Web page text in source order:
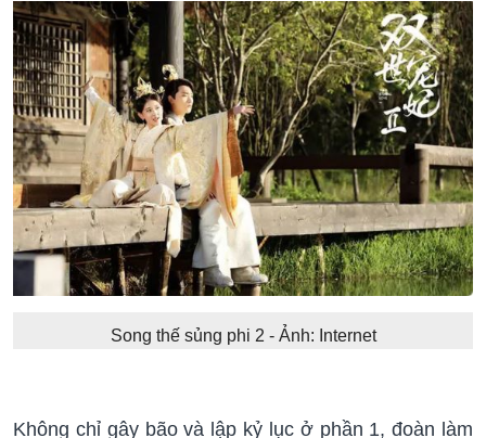
Song thế sủng phi 2 - Ảnh: Internet
Không chỉ gây bão và lập kỷ lục ở phần 1, đoàn làm